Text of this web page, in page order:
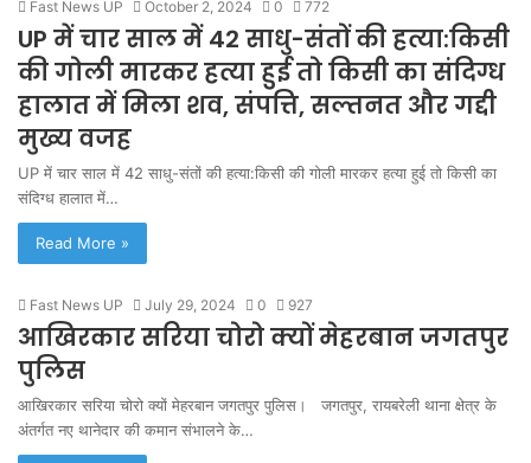
Fast News UP October 2, 2024 0 772
UP में चार साल में 42 साधु-संतों की हत्या:किसी
की गोली मारकर हत्या हुई तो किसी का संदिग्ध
हालात में मिला शव, संपत्ति, सल्तनत और गद्दी
मुख्य वजह
UP में चार साल में 42 साधु-संतों की हत्या:किसी की गोली मारकर हत्या हुई तो किसी का
संदिग्ध हालात में…
Read More »
Fast News UP July 29, 2024 0 927
आखिरकार सरिया चोरो क्यों मेहरबान जगतपुर
पुलिस
आखिरकार सरिया चोरो क्यों मेहरबान जगतपुर पुलिस। जगतपुर, रायबरेली थाना क्षेत्र के
अंतर्गत नए थानेदार की कमान संभालने के…